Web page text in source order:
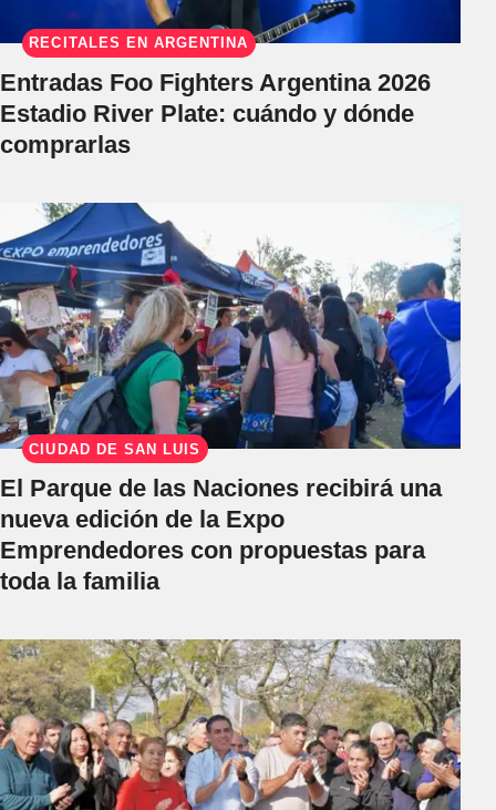
RECITALES EN ARGENTINA
Entradas Foo Fighters Argentina 2026
Estadio River Plate: cuándo y dónde
comprarlas
CIUDAD DE SAN LUIS
El Parque de las Naciones recibirá una
nueva edición de la Expo
Emprendedores con propuestas para
toda la familia